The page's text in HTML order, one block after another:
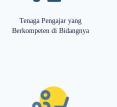
Tenaga Pengajar yang
Berkompeten di Bidangnya